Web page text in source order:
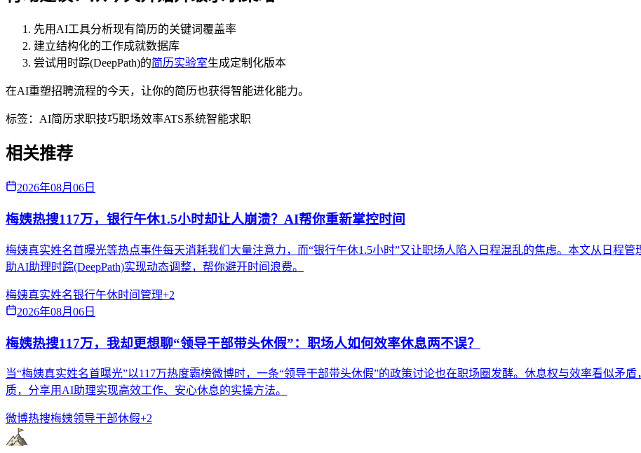
先用AI工具分析现有简历的关键词覆盖率
建立结构化的工作成就数据库
尝试用时踪(DeepPath)的简历实验室生成定制化版本
在AI重塑招聘流程的今天，让你的简历也获得智能进化能力。
标签： AI简历求职技巧职场效率ATS系统智能求职
相关推荐
2026年08月06日
梅姨热搜117万，银行午休1.5小时却让人崩溃？AI帮你重新掌控时间
梅姨真实姓名首曝光等热点事件每天消耗我们大量注意力，而“银行午休1.5小时”又让职场人陷入日程混乱的焦虑。本文从日程
助AI助理时踪(DeepPath)实现动态调整，帮你避开时间浪费。
梅姨真实姓名银行午休时间管理+2
2026年08月06日
梅姨热搜117万，我却更想聊“领导干部带头休假”：职场人如何效率休息两不误？
当“梅姨真实姓名首曝光”以117万热度霸榜微博时，一条“领导干部带头休假”的政策讨论也在职场圈发酵。休息权与效率看似矛
质，分享用AI助理实现高效工作、安心休息的实操方法。
微博热搜梅姨领导干部休假+2